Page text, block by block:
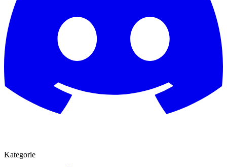
Kategorie